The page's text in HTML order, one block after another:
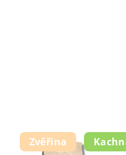
Zvěřina